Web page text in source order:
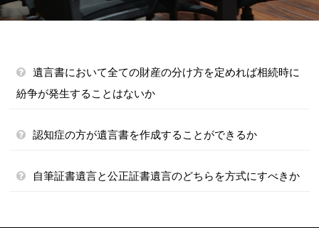
遺言書において全ての財産の分け方を定めれば相続時に
紛争が発生することはないか
認知症の方が遺言書を作成することができるか
自筆証書遺言と公正証書遺言のどちらを方式にすべきか